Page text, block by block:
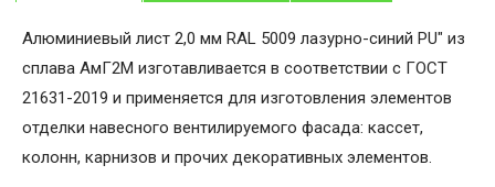
Алюминиевый лист 2,0 мм RAL 5009 лазурно-синий PU" из
сплава АмГ2М изготавливается в соответствии с ГОСТ
21631-2019 и применяется для изготовления элементов
отделки навесного вентилируемого фасада: кассет,
колонн, карнизов и прочих декоративных элементов.